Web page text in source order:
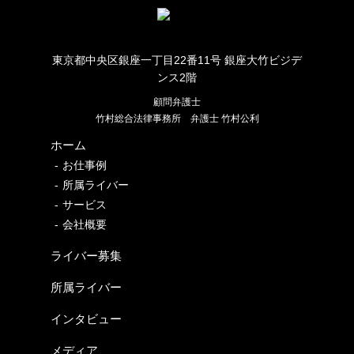
東京都中央区銀座一丁目22番11号 銀座大竹ビジデ
ンス2階
顧問弁護士
竹村総合法律事務所 弁護士 竹村公利
ホーム
お仕事例
所属ライバー
サービス
会社概要
ライバー募集
所属ライバー
インタビュー
メディア